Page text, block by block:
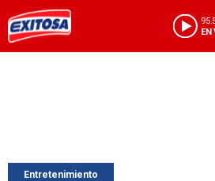
EN
Entretenimiento